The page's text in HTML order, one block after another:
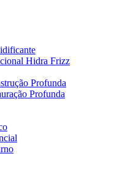
Hidra Frizz
Profunda
Profunda